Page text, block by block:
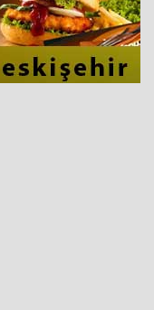
ALACAK!